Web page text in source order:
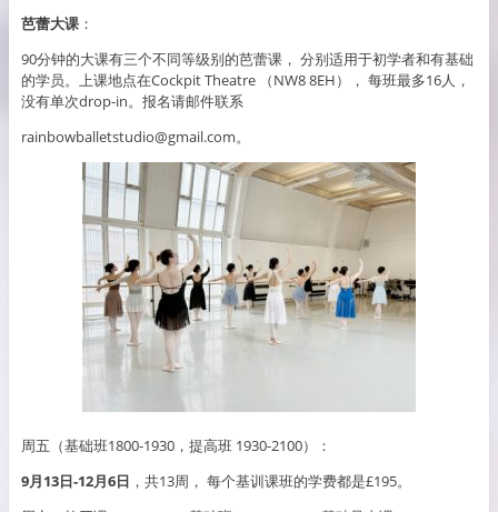
芭蕾大课：
90分钟的大课有三个不同等级别的芭蕾课， 分别适用于初学者和有基础
的学员。上课地点在Cockpit Theatre （NW8 8EH）， 每班最多16人，
没有单次drop-in。报名请邮件联系
rainbowballetstudio@gmail.com。
周五（基础班1800-1930，提高班 1930-2100）：
9月13日-12月6日 ，共13周， 每个基训课班的学费都是£195。